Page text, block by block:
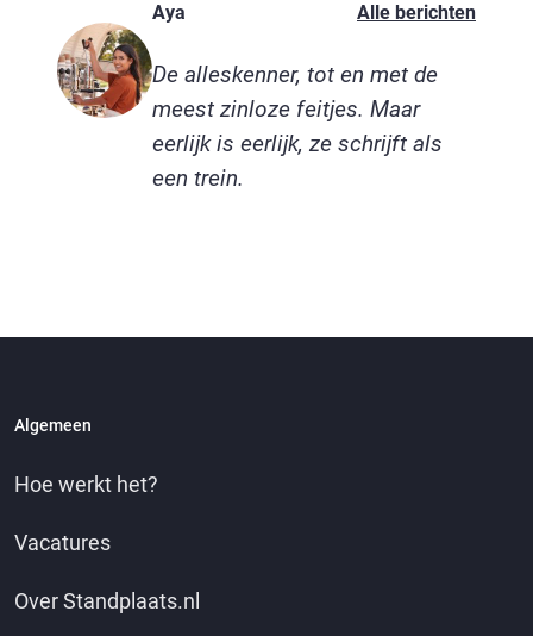
Aya Alle berichten
De alleskenner, tot en met de
meest zinloze feitjes. Maar
eerlijk is eerlijk, ze schrijft als
een trein.
Algemeen
Hoe werkt het?
Vacatures
Over Standplaats.nl